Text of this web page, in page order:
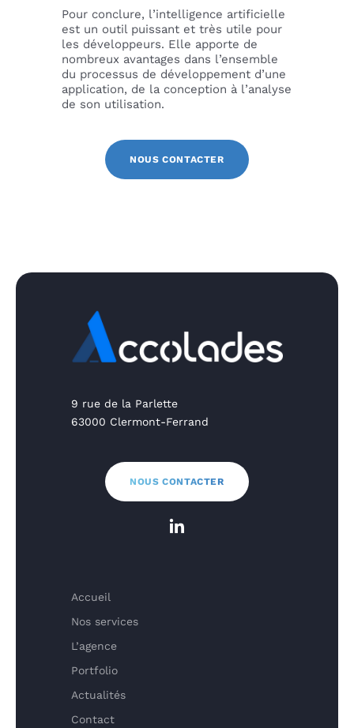
Pour conclure, l’intelligence artificielle
est un outil puissant et très utile pour
les développeurs. Elle apporte de
nombreux avantages dans l’ensemble
du processus de développement d’une
application, de la conception à l’analyse
de son utilisation.
NOUS CONTACTER
9 rue de la Parlette
63000 Clermont-Ferrand
NOUS CONTACTER
Accueil
Nos services
L’agence
Portfolio
Actualités
Contact